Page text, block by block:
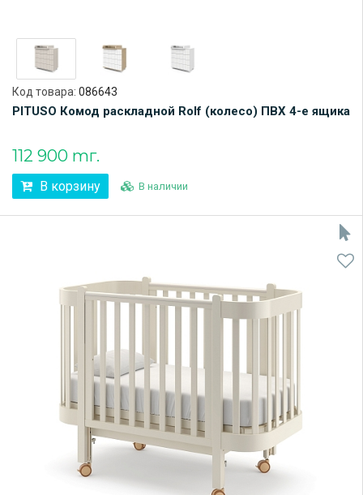
Код товара: 086643
PITUSO Комод раскладной Rolf (колесо) ПВХ 4-е ящика
112 900 тг.
В корзину В наличии